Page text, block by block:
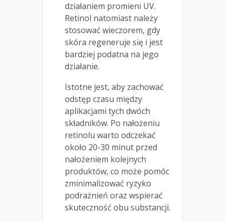
działaniem promieni UV.
Retinol natomiast należy
stosować wieczorem, gdy
skóra regeneruje się i jest
bardziej podatna na jego
działanie.
Istotne jest, aby zachować
odstęp czasu między
aplikacjami tych dwóch
składników. Po nałożeniu
retinolu warto odczekać
około 20-30 minut przed
nałożeniem kolejnych
produktów, co może pomóc
zminimalizować ryzyko
podrażnień oraz wspierać
skuteczność obu substancji.